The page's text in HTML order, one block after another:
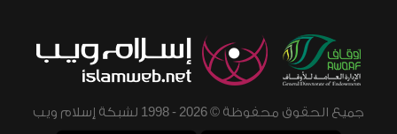
جميع الحقوق محفوظة © 2026 - 1998 لشبكة إسلام ويب